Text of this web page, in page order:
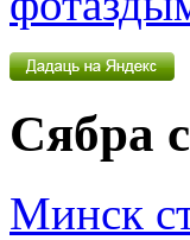
Сябра
Минск